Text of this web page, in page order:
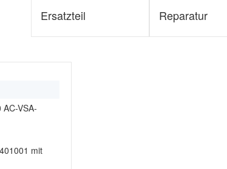
Ersatzteil Reparatur
VSA-
mit